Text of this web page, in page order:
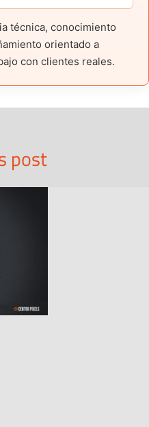
técnica, conocimiento
orientado a
con clientes reales.
post